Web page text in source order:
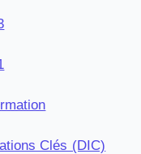
Clés (DIC)